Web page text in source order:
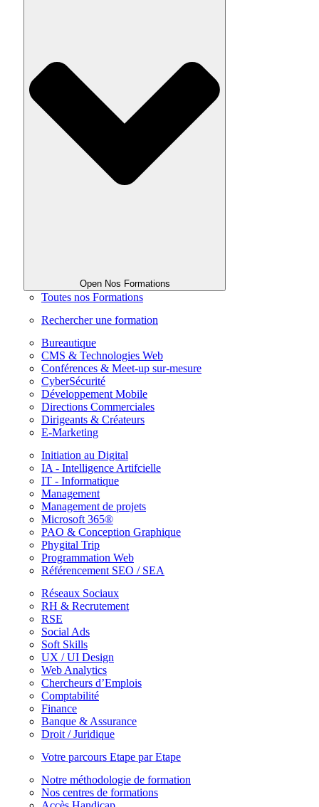
Open Nos Formations
Toutes nos Formations
Rechercher une formation
Bureautique
CMS & Technologies Web
Conférences & Meet-up sur-mesure
CyberSécurité
Développement Mobile
Directions Commerciales
Dirigeants & Créateurs
E-Marketing
Initiation au Digital
IA - Intelligence Artifcielle
IT - Informatique
Management
Management de projets
Microsoft 365®
PAO & Conception Graphique
Phygital Trip
Programmation Web
Référencement SEO / SEA
Réseaux Sociaux
RH & Recrutement
RSE
Social Ads
Soft Skills
UX / UI Design
Web Analytics
Chercheurs d’Emplois
Comptabilité
Finance
Banque & Assurance
Droit / Juridique
Votre parcours Etape par Etape
Notre méthodologie de formation
Nos centres de formations